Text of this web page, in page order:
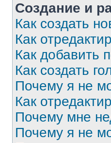
Создание и
Как создать
Как
Как добавить
Как создать
Почему я не
Как
Почему мне
Почему я не